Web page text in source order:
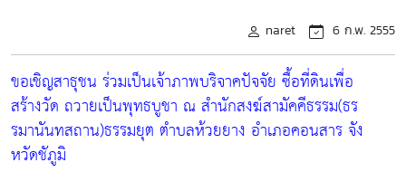
naret 6 ก.พ. 2555
ขอเชิญสาธุชน ร่วมเป็นเจ้าภาพบริจาคปัจจัย ซื้อที่ดินเพื่อ
สร้างวัด ถวายเป็นพุทธบูชา ณ สำนักสงฆ์สามัคคีธรรม(ธร
รมานันทสถาน)ธรรมยุต ตำบลห้วยยาง อำเภอคอนสาร จัง
หวัดชัภูมิ